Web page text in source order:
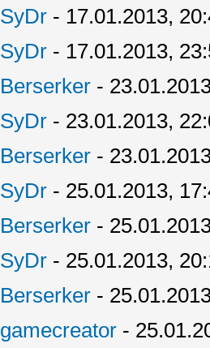
SyDr - 17.01.2013,
SyDr - 17.01.2013,
Berserker -
SyDr - 23.01.2013,
Berserker -
SyDr - 25.01.2013,
Berserker -
SyDr - 25.01.2013,
Berserker -
gamecreator -